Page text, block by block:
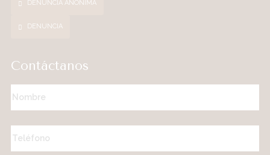
DENUNCIA ANONIMA
DENUNCIA
Contáctanos